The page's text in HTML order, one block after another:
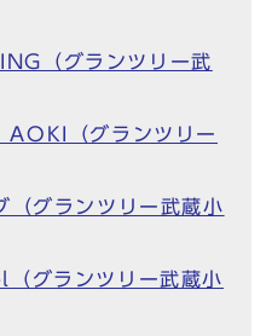
（グランツリー武
（グランツリー
（グランツリー武蔵小
グランツリー武蔵小